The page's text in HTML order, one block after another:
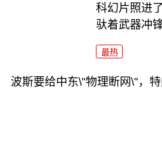
科幻片照进
驮着武器冲锋
最热
波斯要给中东\"物理断网\"，特